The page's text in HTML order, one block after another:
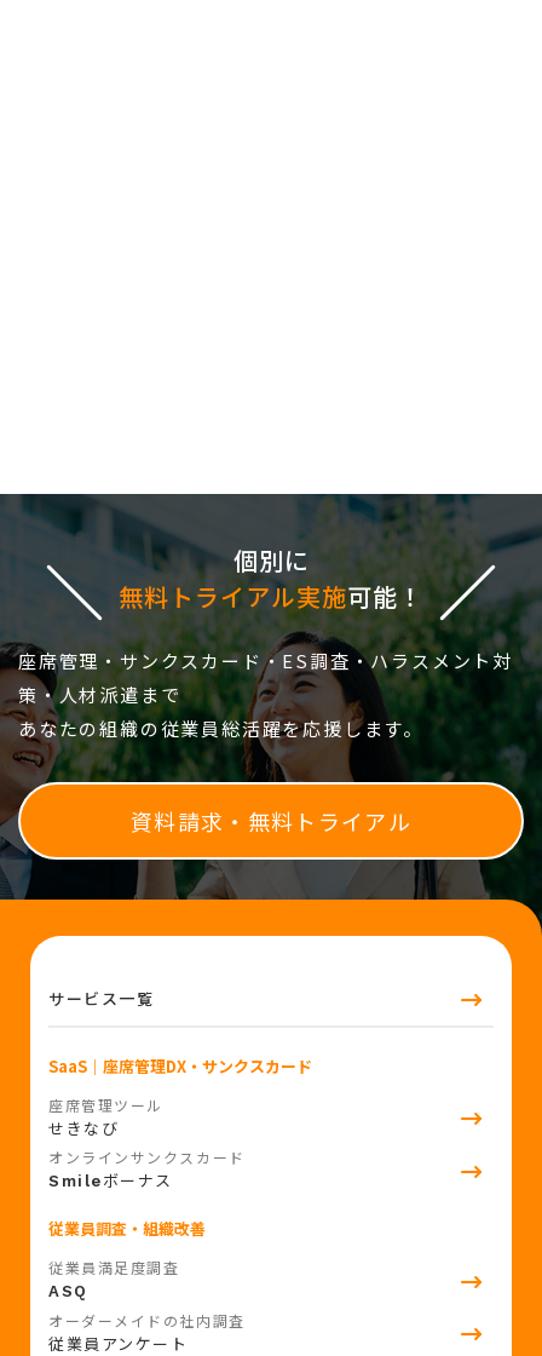
個別に
無料トライアル実施可能！
座席管理・サンクスカード・ES調査・ハラスメント対
策・人材派遣まで
あなたの組織の従業員総活躍を応援します。
資料請求・無料トライアル
サービス一覧
SaaS ｜座席管理DX・サンクスカード
座席管理ツール
せきなび
オンラインサンクスカード
Smile ボーナス
従業員調査・組織改善
従業員満足度調査
ASQ
オーダーメイドの社内調査
従業員アンケート